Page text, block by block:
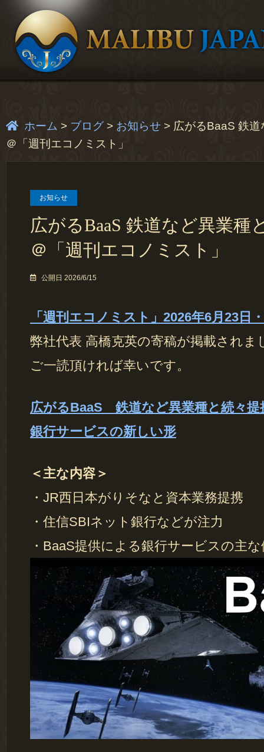
ホーム > ブログ > お知らせ > 広がるBaaS 鉄
＠「週刊エコノミスト」
お知らせ
広がるBaaS 鉄道など異業種
＠「週刊エコノミスト」
公開日 2026/6/15
「週刊エコノミスト」2026年6月23日
弊社代表 高橋克英の寄稿が掲載されま
ご一読頂ければ幸いです。
広がるBaaS 鉄道など異業種と続々
銀行サービスの新しい形
＜主な内容＞
・JR西日本がりそなと資本業務提携
・住信SBIネット銀行などが注力
・BaaS提供による銀行サービスの主な